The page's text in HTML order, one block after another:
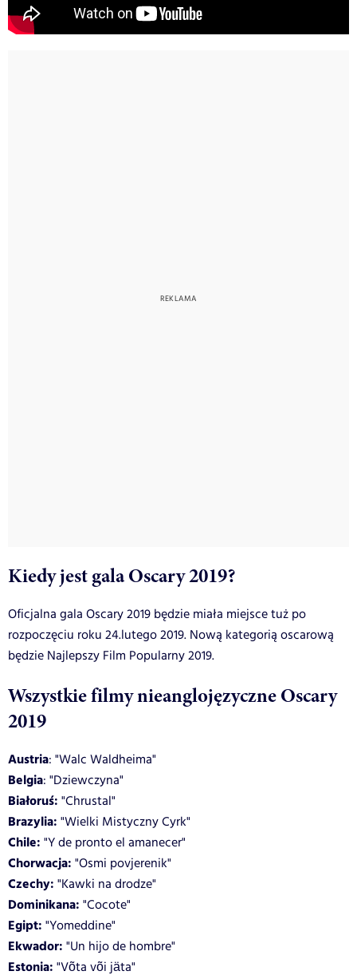
Kiedy jest gala Oscary 2019?
Oficjalna gala Oscary 2019 będzie miała miejsce tuż po
rozpoczęciu roku 24.lutego 2019. Nową kategorią oscarową
będzie Najlepszy Film Popularny 2019.
Wszystkie filmy nieanglojęzyczne Oscary
2019
Austria: "Walc Waldheima"
Belgia: "Dziewczyna"
Białoruś: "Chrustal"
Brazylia: "Wielki Mistyczny Cyrk"
Chile: "Y de pronto el amanecer"
Chorwacja: "Osmi povjerenik"
Czechy: "Kawki na drodze"
Dominikana: "Cocote"
Egipt: "Yomeddine"
Ekwador: "Un hijo de hombre"
Estonia: "Võta või jäta"